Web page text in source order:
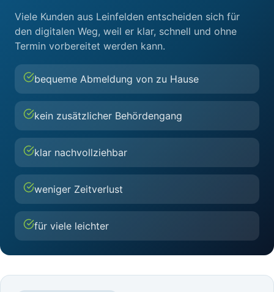
Viele Kunden aus Leinfelden entscheiden sich für
den digitalen Weg, weil er klar, schnell und ohne
Termin vorbereitet werden kann.
bequeme Abmeldung von zu Hause
kein zusätzlicher Behördengang
klar nachvollziehbar
weniger Zeitverlust
für viele leichter